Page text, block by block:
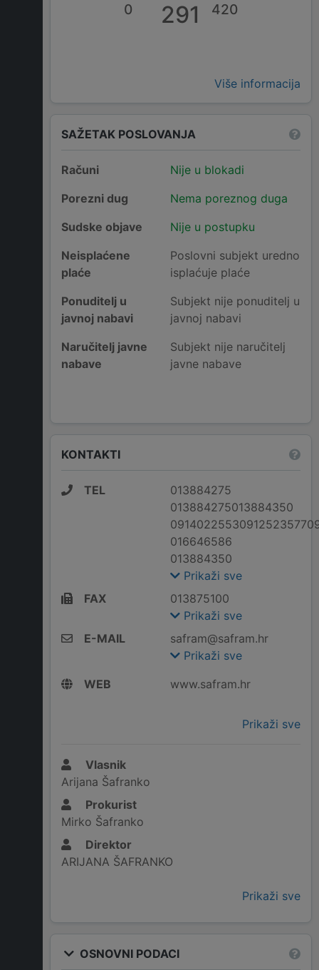
0 291 420
Više informacija
SAŽETAK POSLOVANJA
Računi
Nije u blokadi
Porezni dug
Nema poreznog duga
Sudske objave
Nije u postupku
Neisplaćene
plaće
Poslovni subjekt uredno
isplaćuje plaće
Ponuditelj u
javnoj nabavi
Subjekt nije ponuditelj u
javnoj nabavi
Naručitelj javne
nabave
Subjekt nije naručitelj
javne nabave
KONTAKTI
TEL
013884275
013884275013884350
016646586
013884350
Prikaži sve
FAX
013875100
Prikaži sve
E-MAIL
safram@safram.hr
Prikaži sve
WEB
www.safram.hr
Prikaži sve
Vlasnik
Arijana Šafranko
Prokurist
Mirko Šafranko
Direktor
ARIJANA ŠAFRANKO
Prikaži sve
OSNOVNI PODACI